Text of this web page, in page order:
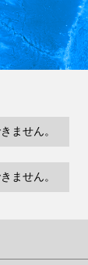
ません。
ません。